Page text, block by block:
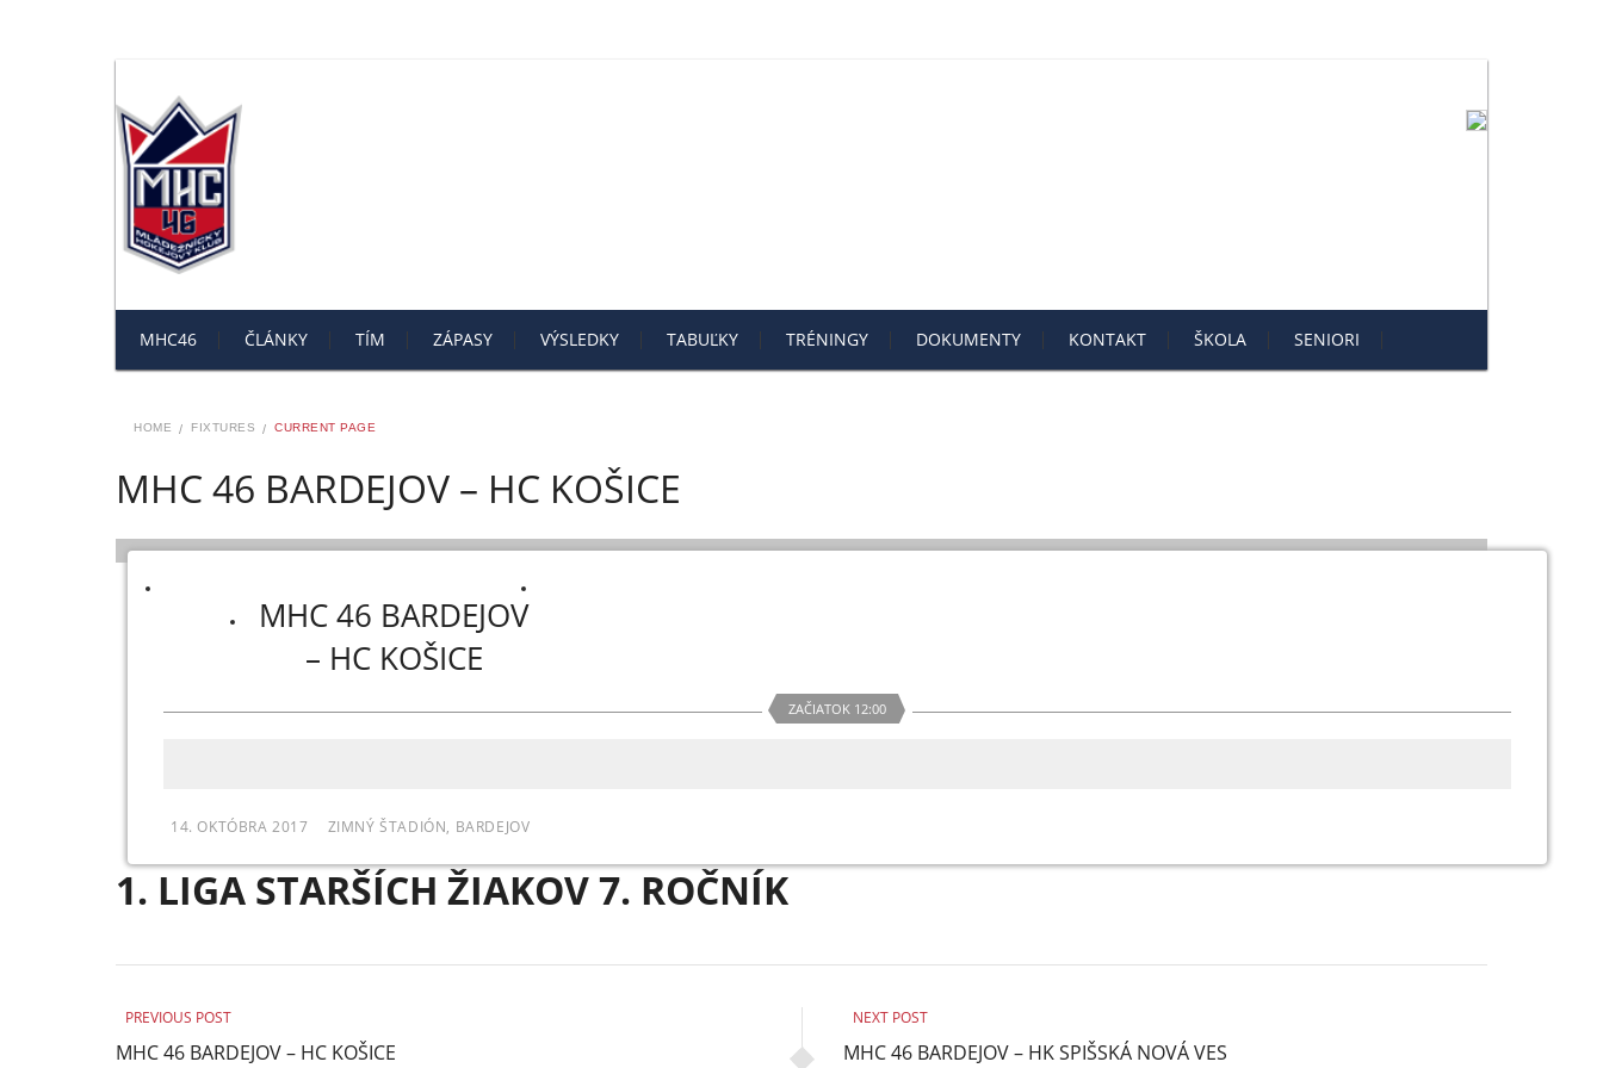
MHC46 ČLÁNKY TÍM ZÁPASY VÝSLEDKY TABUĽKY TRÉNINGY DOKUMENTY KONTAKT ŠKOLA SENIORI
HOME FIXTURES CURRENT PAGE
MHC 46 BARDEJOV – HC KOŠICE
MHC 46 BARDEJOV
– HC KOŠICE
ZAČIATOK 12:00
14. OKTÓBRA 2017 ZIMNÝ ŠTADIÓN, BARDEJOV
1. LIGA STARŠÍCH ŽIAKOV 7. ROČNÍK
PREVIOUS POST
MHC 46 BARDEJOV – HC KOŠICE
NEXT POST
MHC 46 BARDEJOV – HK SPIŠSKÁ NOVÁ VES